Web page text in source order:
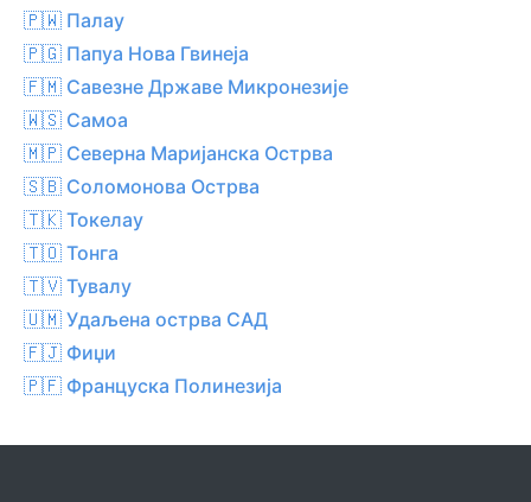
🇵🇼 Палау
🇵🇬 Папуа Нова Гвинеја
🇫🇲 Савезне Државе Микронезије
🇼🇸 Самоа
🇲🇵 Северна Маријанска Острва
🇸🇧 Соломонова Острва
🇹🇰 Токелау
🇹🇴 Тонга
🇹🇻 Тувалу
🇺🇲 Удаљена острва САД
🇫🇯 Фиџи
🇵🇫 Француска Полинезија